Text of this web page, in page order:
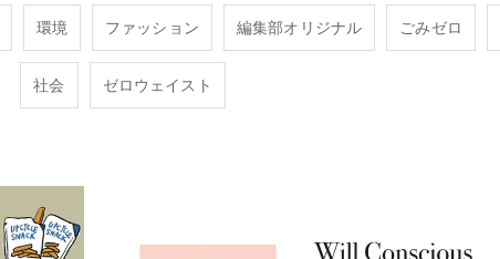
環境 ファッション 編集部オリジナル ごみゼロ
社会 ゼロウェイスト